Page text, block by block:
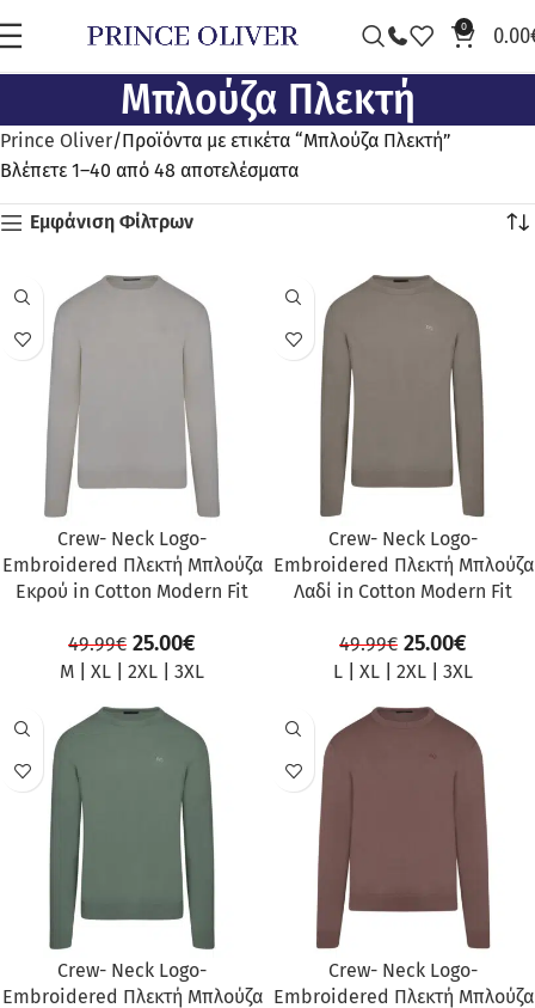
0 0.00
Μπλούζα Πλεκτή
Prince Oliver Προϊόντα με ετικέτα “Μπλούζα Πλεκτή”
Βλέπετε 1–40 από 48 αποτελέσματα
Εμφάνιση Φίλτρων
ΠΡΟΣΦΟΡΆ
Crew- Neck Logo-
Embroidered Πλεκτή Μπλούζα
Εκρού in Cotton Modern Fit
49.99€ 25.00€
M XL 2XL 3XL
ΠΡΟΣΦΟΡΆ
Crew- Neck Logo-
Embroidered Πλεκτή Μπλούζα
Λαδί in Cotton Modern Fit
49.99€ 25.00€
L XL 2XL 3XL
ΠΡΟΣΦΟΡΆ
Crew- Neck Logo-
Embroidered Πλεκτή Μπλούζα
ΠΡΟΣΦΟΡΆ
Crew- Neck Logo-
Embroidered Πλεκτή Μπλούζα